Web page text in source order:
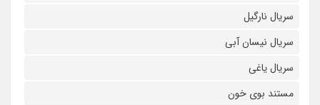
سریال نارگیل
سریال نیسان آبی
سریال یاغی
مستند بوی خون